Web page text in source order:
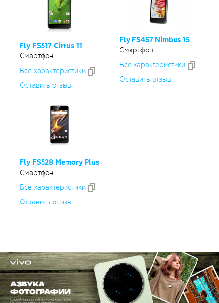
Fly FS517 Cirrus 11
Смартфон
Все xарактеристики
Оставить отзыв
Fly FS457 Nimbus 15
Смартфон
Все xарактеристики
Оставить отзыв
Fly FS528 Memory Plus
Смартфон
Все xарактеристики
Оставить отзыв